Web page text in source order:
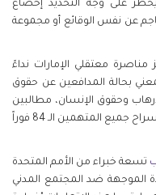
على وجه التحديد إخضاع
عن نفس الوقائع أو مجموعة
معتقلي الإمارات نداءً
بحالة المدافعين عن حقوق
وحقوق الإنسان، مطالبين
إياهما بدعوة السلطات الإماراتية إلى إطلاق سراح جميع المتهمين الـ 84 فوراً
تسعة خبراء من الأمم المتحدة
الموجهة ضد المجتمع المدني